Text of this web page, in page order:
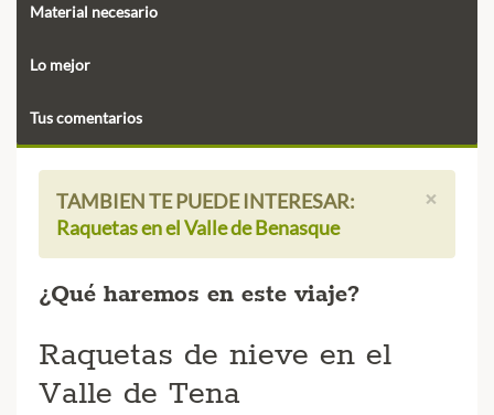
Material necesario
Lo mejor
Tus comentarios
×
TAMBIEN TE PUEDE INTERESAR:
Raquetas en el Valle de Benasque
¿Qué haremos en este viaje?
Raquetas de nieve en el
Valle de Tena